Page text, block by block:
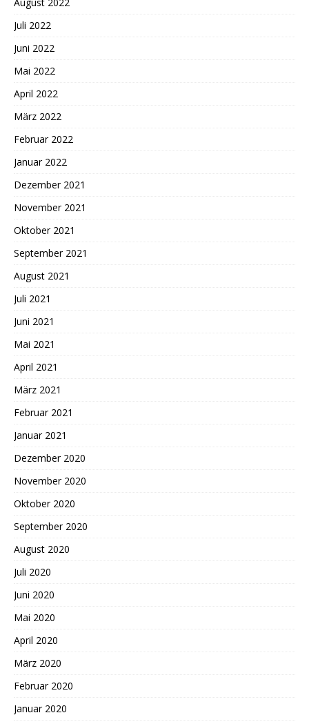
Juli 2022
Juni 2022
Mai 2022
April 2022
März 2022
Februar 2022
Januar 2022
Dezember 2021
November 2021
Oktober 2021
September 2021
August 2021
Juli 2021
Juni 2021
Mai 2021
April 2021
März 2021
Februar 2021
Januar 2021
Dezember 2020
November 2020
Oktober 2020
September 2020
August 2020
Juli 2020
Juni 2020
Mai 2020
April 2020
März 2020
Februar 2020
Januar 2020